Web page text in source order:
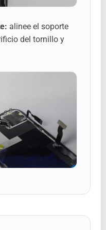
alinee el soporte
del tornillo y